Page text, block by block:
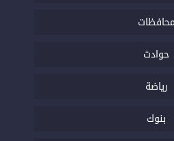
محافظات
حوادث
رياضة
بنوك